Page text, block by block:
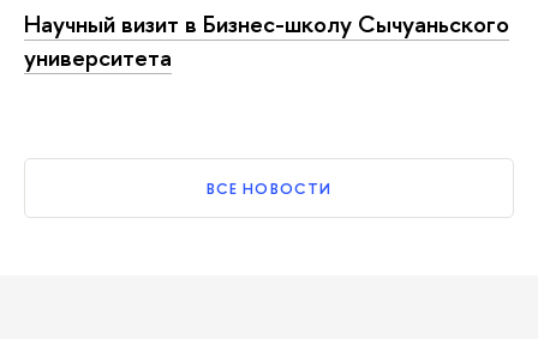
Научный визит в Бизнес-школу Сычуаньского
университета
ВСЕ НОВОСТИ